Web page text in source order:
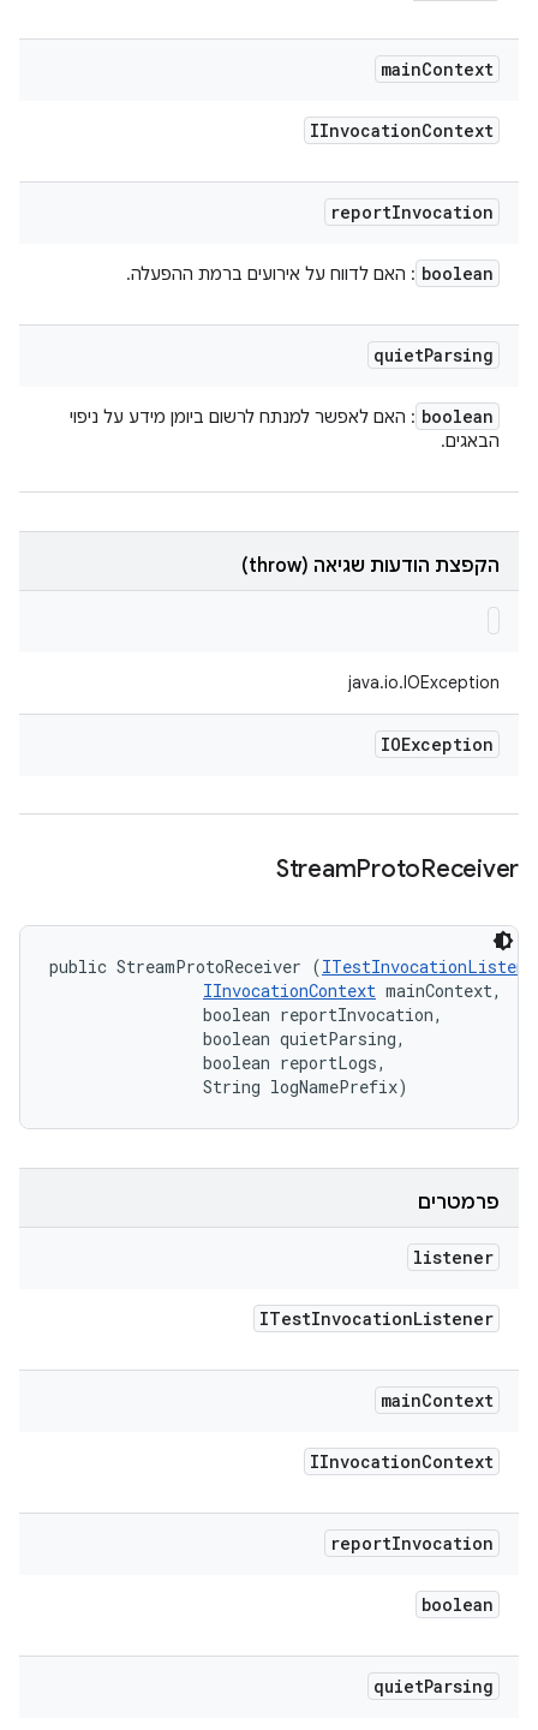
mainContext
IInvocationContext
reportInvocation
boolean : האם לדווח על אירועים ברמת ההפעלה.
quietParsing
boolean : האם לאפשר למנתח לרשום ביומן מידע על ניפוי
הבאגים.
הקפצת הודעות שגיאה (throw)
java.io.IOException
IOException
StreamProtoReceiver
public StreamProtoReceiver (
IInvocationContext mainContext,
                boolean reportInvocation,
                boolean quietParsing,
                boolean reportLogs,
                String logNamePrefix)
פרמטרים
listener
ITestInvocationListener
mainContext
IInvocationContext
reportInvocation
boolean
quietParsing